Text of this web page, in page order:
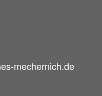
mechernich.de